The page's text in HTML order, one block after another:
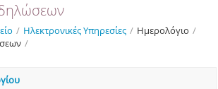
/ Ηλεκτρονικές Υπηρεσίες / Ημερολόγιο /
/